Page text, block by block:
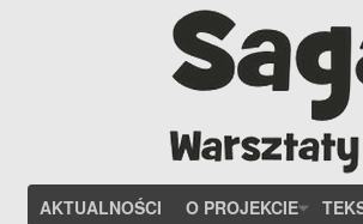
AKTUALNOŚCI O PROJEKCIE